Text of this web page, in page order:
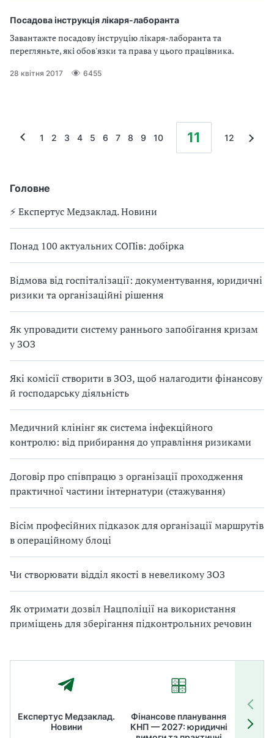
Головне
⚡️ Експертус Медзаклад. Новини
Понад 100 актуальних СОПів: добірка
Відмова від госпіталізації: документування, юридичні
ризики та організаційні рішення
Як упровадити систему раннього запобігання кризам
у ЗОЗ
Які комісії створити в ЗОЗ, щоб налагодити фінансову
й господарську діяльність
Медичний клінінг як система інфекційного
контролю: від прибирання до управління ризиками
Договір про співпрацю з організації проходження
практичної частини інтернатури (стажування)
Вісім професійних підказок для організації маршрутів
в операційному блоці
Чи створювати відділ якості в невеликому ЗОЗ
Як отримати дозвіл Нацполіції на використання
приміщень для зберігання підконтрольних речовин
Експертус Медзаклад.
Новини
Фінансове планування
КНП — 2027: юридичні
Посадова інструкція лікаря-лаборанта
Завантажте посадову інструцію лікаря-лаборанта та
перегляньте, які обов'язки та права у цього працівника.
28 квітня 2017 6455
1 2 3 4 5 6 7 8 9 10 11 12